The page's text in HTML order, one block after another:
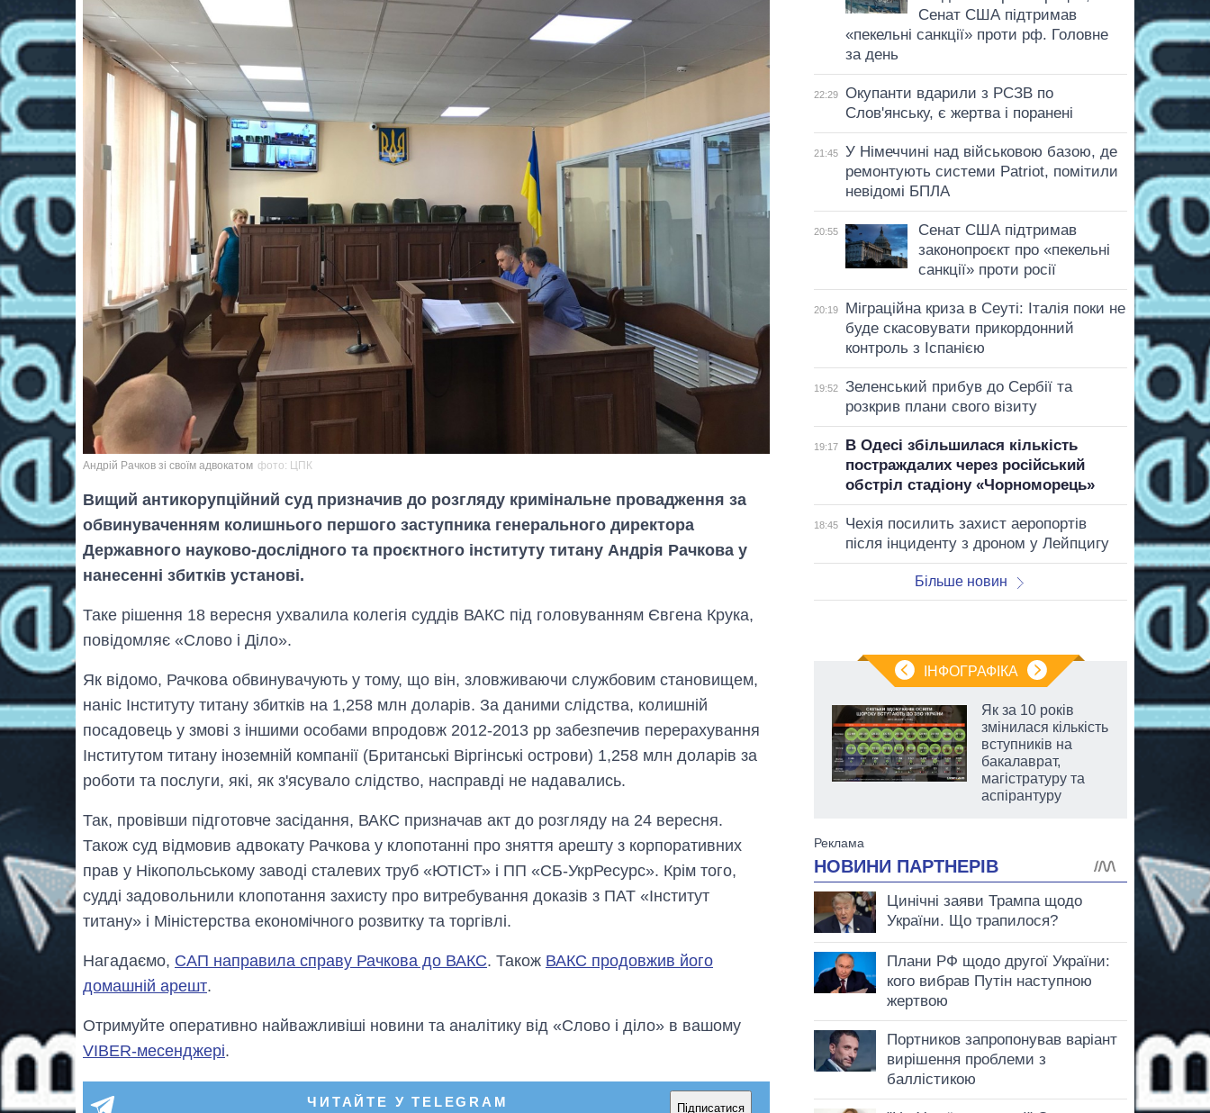
Андрій Рачков зі своїм адвокатом фото: ЦПК
Вищий антикорупційний суд призначив до розгляду кримінальне провадження за
обвинуваченням колишнього першого заступника генерального директора
Державного науково-дослідного та проєктного інституту титану Андрія Рачкова у
нанесенні збитків установі.
Таке рішення 18 вересня ухвалила колегія суддів ВАКС під головуванням Євгена Крука,
повідомляє «Слово і Діло».
Як відомо, Рачкова обвинувачують у тому, що він, зловживаючи службовим становищем,
наніс Інституту титану збитків на 1,258 млн доларів. За даними слідства, колишній
посадовець у змові з іншими особами впродовж 2012-2013 рр забезпечив перерахування
Інститутом титану іноземній компанії (Британські Віргінські острови) 1,258 млн доларів за
роботи та послуги, які, як з'ясувало слідство, насправді не надавались.
Так, провівши підготовче засідання, ВАКС призначав акт до розгляду на 24 вересня.
Також суд відмовив адвокату Рачкова у клопотанні про зняття арешту з корпоративних
прав у Нікопольському заводі сталевих труб «ЮТІСТ» і ПП «СБ-УкрРесурс». Крім того,
судді задовольнили клопотання захисту про витребування доказів з ПАТ «Інститут
титану» і Міністерства економічного розвитку та торгівлі.
Нагадаємо, САП направила справу Рачкова до ВАКС. Також ВАКС продовжив його
домашній арешт.
Отримуйте оперативно найважливіші новини та аналітику від «Слово і діло» в вашому
VIBER-месенджері.
ЧИТАЙТЕ У TELEGRAM Підписатися
Сенат США підтримав
«пекельні санкції» проти рф. Головне
за день
22:29
Окупанти вдарили з РСЗВ по
Слов'янську, є жертва і поранені
21:45
У Німеччині над військовою базою, де
ремонтують системи Patriot, помітили
невідомі БПЛА
20:55
Сенат США підтримав
законопроєкт про «пекельні
санкції» проти росії
20:19
Міграційна криза в Сеуті: Італія поки не
буде скасовувати прикордонний
контроль з Іспанією
19:52
Зеленський прибув до Сербії та
розкрив плани свого візиту
19:17
В Одесі збільшилася кількість
постраждалих через російський
обстріл стадіону «Чорноморець»
18:45
Чехія посилить захист аеропортів
після інциденту з дроном у Лейпцигу
Більше новин
ІНФОГРАФІКА
Як змінився
бюджет
Міністерства
оборони за 13
Як за 10 років
змінилася кількість
вступників на
бакалаврат,
магістратуру та
аспірантуру